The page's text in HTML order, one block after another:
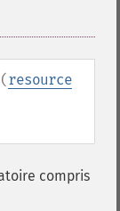
(resource
compris